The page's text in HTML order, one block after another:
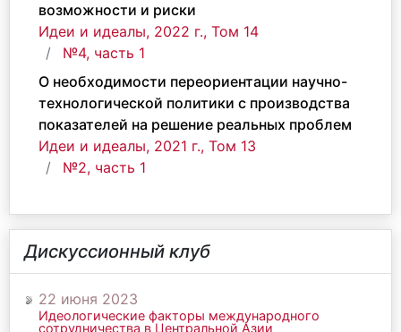
возможности и риски
Идеи и идеалы, 2022 г., Том 14
№4, часть 1
О необходимости переориентации научно-
технологической политики с производства
показателей на решение реальных проблем
Идеи и идеалы, 2021 г., Том 13
№2, часть 1
Дискуссионный клуб
22 июня 2023
Идеологические факторы международного
сотрудничества в Центральной Азии